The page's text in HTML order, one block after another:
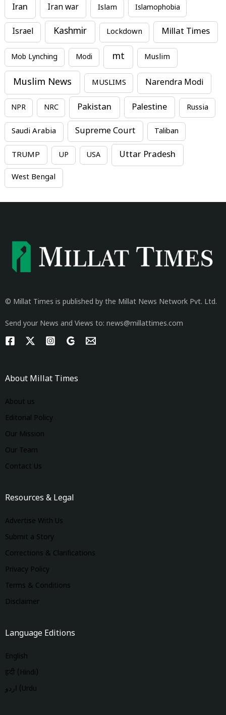
Iran Iran war Islam Islamophobia
Israel Kashmir Lockdown Millat Times
Mob Lynching Modi mt Muslim
Muslim News MUSLIMS Narendra Modi
NPR NRC Pakistan Palestine Russia
Saudi Arabia Supreme Court Taliban
TRUMP UP USA Uttar Pradesh
West Bengal
© Millat Times is published by the Millat News Network Pvt. Ltd.
Send your News and Views to: news@millattimes.com
About Millat Times
About us
Editorial Policy
Our Mission
Our Team
Contact Us
Resources & Legal
Advertise With Us
Submit a Story
Corrections & Clarifications
Privacy Policy
Terms & Conditions
Disclaimer
Language Editions
English
हिंदी (Hindi)
اردو (Urdu